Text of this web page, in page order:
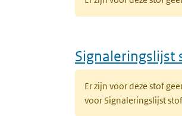
Signaleringslijst
Er zijn voor deze stof
voor Signaleringslijst